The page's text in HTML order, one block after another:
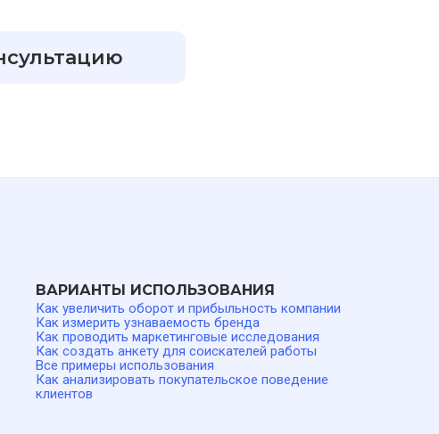
ВАРИАНТЫ ИСПОЛЬЗОВАНИЯ
Как увеличить оборот и прибыльность компании
Как измерить узнаваемость бренда
Как проводить маркетинговые исследования
Как создать анкету для соискателей работы
Все примеры использования
Как анализировать покупательское поведение
клиентов